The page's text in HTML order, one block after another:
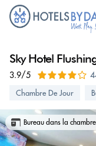
Sky Hotel
3.9/5
Chambre De Jour
Bureau dans la chambre